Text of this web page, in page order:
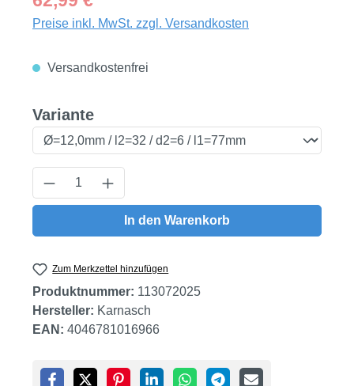
Preise inkl. MwSt. zzgl. Versandkosten
Versandkostenfrei
Varianteauswählen
Produkt Anzahl: Gib den gewünschten
In den Warenkorb
Zum Merkzettel hinzufügen
Produktnummer: 113072025
Hersteller: Karnasch
EAN: 4046781016966